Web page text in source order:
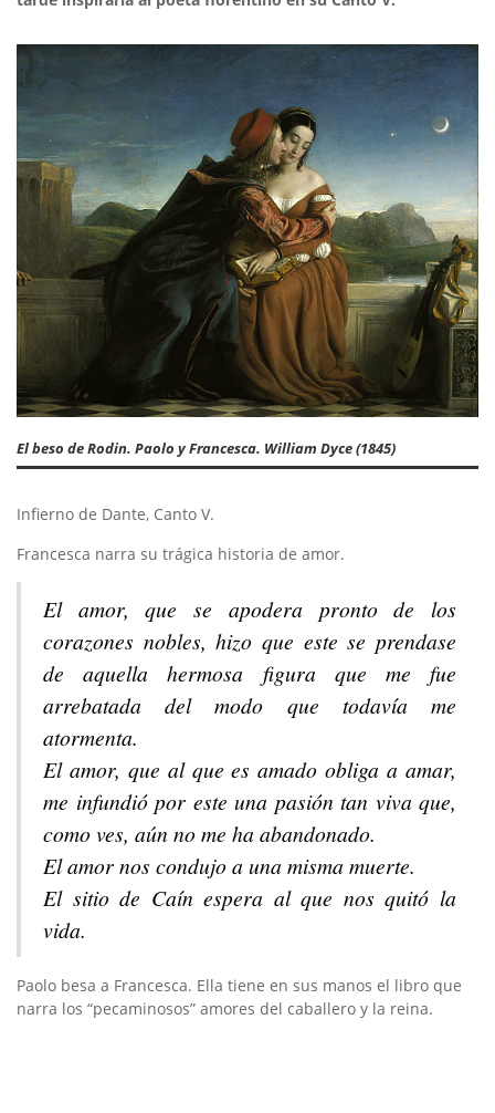
El beso de Rodin. Paolo y Francesca. William Dyce (1845)
Infierno de Dante, Canto V.
Francesca narra su trágica historia de amor.
El amor, que se apodera pronto de los
corazones nobles, hizo que este se prendase
de aquella hermosa figura que me fue
arrebatada del modo que todavía me
atormenta.
El amor, que al que es amado obliga a amar,
me infundió por este una pasión tan viva que,
como ves, aún no me ha abandonado.
El amor nos condujo a una misma muerte.
El sitio de Caín espera al que nos quitó la
vida.
Paolo besa a Francesca. Ella tiene en sus manos el libro que
narra los “pecaminosos” amores del caballero y la reina.